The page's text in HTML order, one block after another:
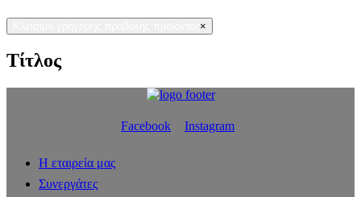
×
Τίτλος
Facebook Instagram
Η εταιρεία μας
Συνεργάτες